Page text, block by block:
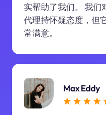
实帮助了我们。 我们
代理持怀疑态度，但
常满意。
Max Eddy